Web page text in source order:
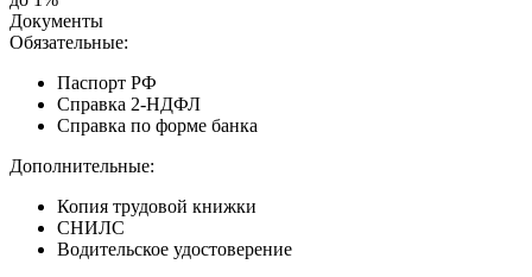
Документы
Обязательные:
Паспорт РФ
Справка 2-НДФЛ
Справка по форме банка
Дополнительные:
Копия трудовой книжки
СНИЛС
Водительское удостоверение